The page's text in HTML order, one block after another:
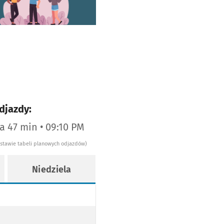
47 min • 09:10 PM
tabeli planowych odjazdów)
Niedziela